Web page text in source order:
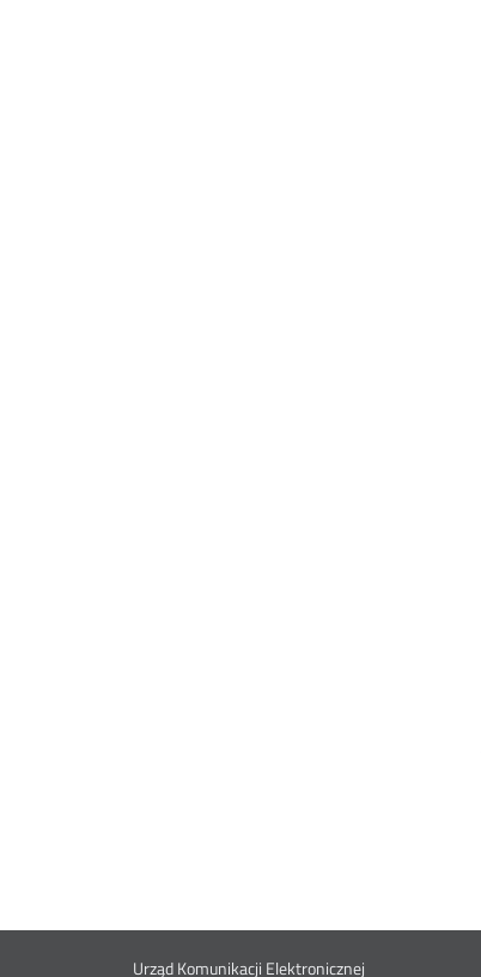
Urząd Komunikacji Elektronicznej